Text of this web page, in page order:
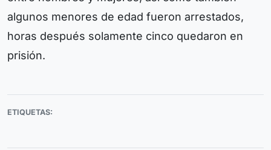
algunos menores de edad fueron arrestados,
horas después solamente cinco quedaron en
prisión.
ETIQUETAS: